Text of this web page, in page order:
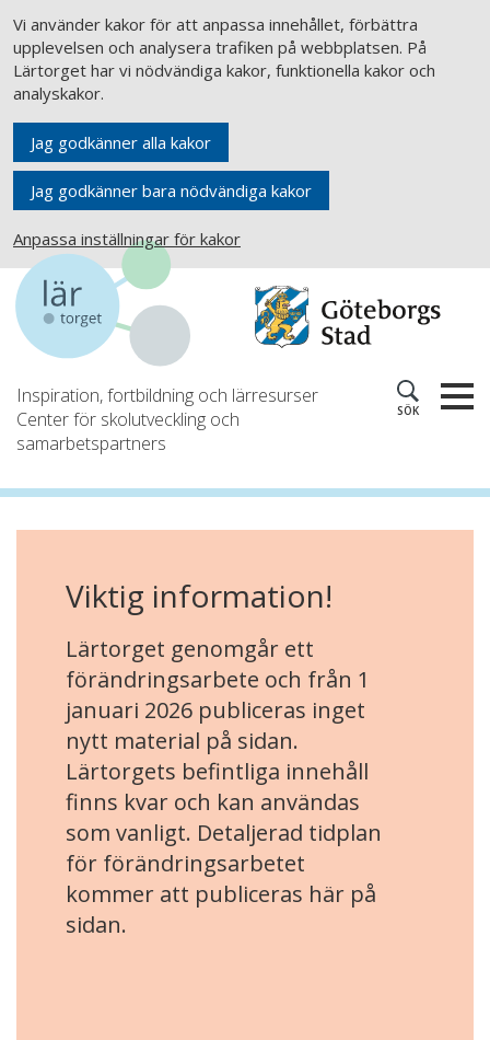
Vi använder kakor för att anpassa innehållet, förbättra
upplevelsen och analysera trafiken på webbplatsen. På
Lärtorget har vi nödvändiga kakor, funktionella kakor och
analyskakor.
Jag godkänner alla kakor
Jag godkänner bara nödvändiga kakor
Anpassa inställningar för kakor
Inspiration, fortbildning och lärresurser
Center för skolutveckling och
samarbetspartners
SÖK
Viktig information!
Lärtorget genomgår ett
förändringsarbete och från 1
januari 2026 publiceras inget
nytt material på sidan.
Lärtorgets befintliga innehåll
finns kvar och kan användas
som vanligt. Detaljerad tidplan
för förändringsarbetet
kommer att publiceras här på
sidan.